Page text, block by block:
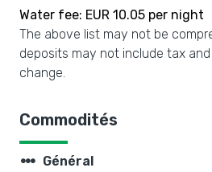
Water fee: EUR 10.05 per night
The above list may not be
deposits may not include tax
change.
Commodités
steppers Général